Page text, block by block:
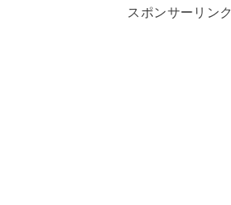
スポンサーリンク